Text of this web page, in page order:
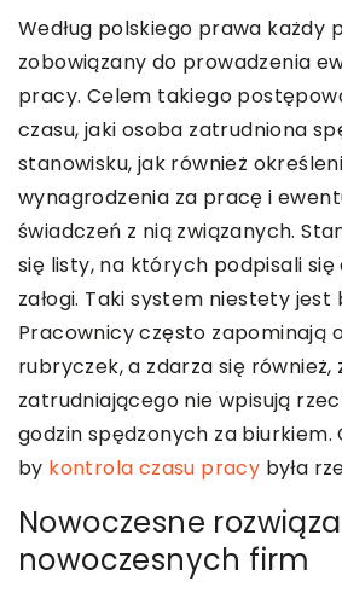
Według polskiego prawa każdy
zobowiązany do prowadzenia
pracy. Celem takiego
czasu, jaki osoba zatrudniona
stanowisku, jak również
wynagrodzenia za pracę i
świadczeń z nią związanych.
się listy, na których podpisali się
załogi. Taki system niestety jest
Pracownicy często zapominają
rubryczek, a zdarza się również,
zatrudniającego nie wpisują
godzin spędzonych za biurkiem.
by kontrola czasu pracy była
Nowoczesne
nowoczesnych firm